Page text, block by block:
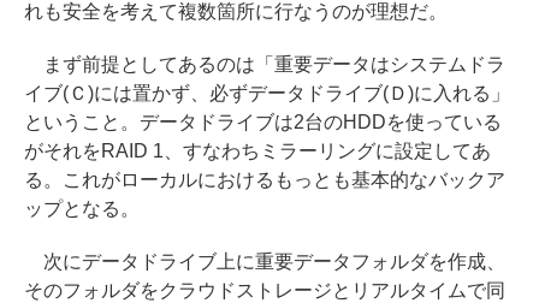
れも安全を考えて複数箇所に行なうのが理想だ。
まず前提としてあるのは「重要データはシステムドラ
イブ(Ｃ)には置かず、必ずデータドライブ(Ｄ)に入れる」
ということ。データドライブは2台のHDDを使っている
がそれをRAID 1、すなわちミラーリングに設定してあ
る。これがローカルにおけるもっとも基本的なバックア
ップとなる。
次にデータドライブ上に重要データフォルダを作成、
そのフォルダをクラウドストレージとリアルタイムで同